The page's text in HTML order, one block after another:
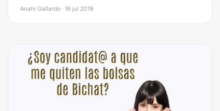
Anahí Gallardo · 16 jul 2019